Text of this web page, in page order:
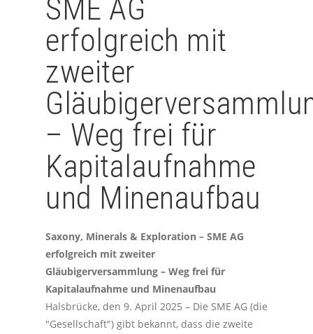
SME AG
erfolgreich mit
zweiter
– Weg frei für
Kapitalaufnahme
und Minenaufbau
Saxony, Minerals & Exploration – SME AG
erfolgreich mit zweiter
Gläubigerversammlung – Weg frei für
Kapitalaufnahme und Minenaufbau
Halsbrücke, den 9. April 2025 – Die SME AG (die
"Gesellschaft") gibt bekannt, dass die zweite